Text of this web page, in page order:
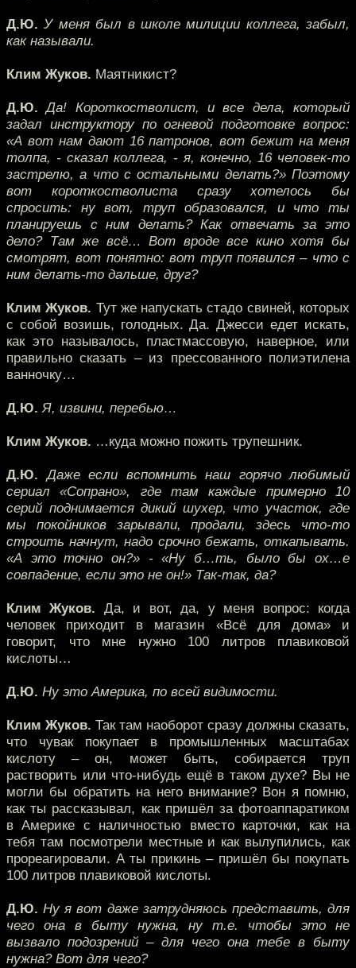
Д.Ю. У меня был в школе милиции коллега, забыл,
как называли.
Клим Жуков. Маятникист?
Д.Ю. Да! Короткостволист, и все дела, который
задал инструктору по огневой подготовке вопрос:
«А вот нам дают 16 патронов, вот бежит на меня
толпа, - сказал коллега, - я, конечно, 16 человек-то
застрелю, а что с остальными делать?» Поэтому
вот короткостволиста сразу хотелось бы
спросить: ну вот, труп образовался, и что ты
планируешь с ним делать? Как отвечать за это
дело? Там же всё… Вот вроде все кино хотя бы
смотрят, вот понятно: вот труп появился – что с
ним делать-то дальше, друг?
Клим Жуков. Тут же напускать стадо свиней, которых
с собой возишь, голодных. Да. Джесси едет искать,
как это называлось, пластмассовую, наверное, или
правильно сказать – из прессованного полиэтилена
ванночку…
Д.Ю. Я, извини, перебью…
Клим Жуков. …куда можно пожить трупешник.
Д.Ю. Даже если вспомнить наш горячо любимый
сериал «Сопрано», где там каждые примерно 10
серий поднимается дикий шухер, что участок, где
мы покойников зарывали, продали, здесь что-то
строить начнут, надо срочно бежать, откапывать.
«А это точно он?» - «Ну б…ть, было бы ох…е
совпадение, если это не он!» Так-так, да?
Клим Жуков. Да, и вот, да, у меня вопрос: когда
человек приходит в магазин «Всё для дома» и
говорит, что мне нужно 100 литров плавиковой
кислоты…
Д.Ю. Ну это Америка, по всей видимости.
Клим Жуков. Так там наоборот сразу должны сказать,
что чувак покупает в промышленных масштабах
кислоту – он, может быть, собирается труп
растворить или что-нибудь ещё в таком духе? Вы не
могли бы обратить на него внимание? Вон я помню,
как ты рассказывал, как пришёл за фотоаппаратиком
в Америке с наличностью вместо карточки, как на
тебя там посмотрели местные и как вылупились, как
прореагировали. А ты прикинь – пришёл бы покупать
100 литров плавиковой кислоты.
Д.Ю. Ну я вот даже затрудняюсь представить, для
чего она в быту нужна, ну т.е. чтобы это не
вызвало подозрений – для чего она тебе в быту
нужна? Вот для чего?